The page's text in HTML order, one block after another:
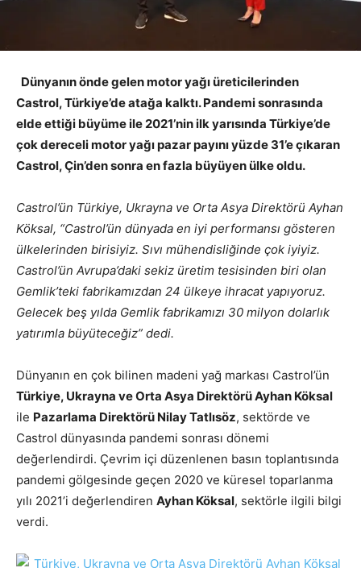
Dünyanın önde gelen motor yağı üreticilerinden
Castrol, Türkiye’de atağa kalktı. Pandemi sonrasında
elde ettiği büyüme ile 2021’nin ilk yarısında Türkiye’de
çok dereceli motor yağı pazar payını yüzde 31’e çıkaran
Castrol, Çin’den sonra en fazla büyüyen ülke oldu.
Castrol’ün Türkiye, Ukrayna ve Orta Asya Direktörü Ayhan
Köksal, “Castrol’ün dünyada en iyi performansı gösteren
ülkelerinden birisiyiz. Sıvı mühendisliğinde çok iyiyiz.
Castrol’ün Avrupa’daki sekiz üretim tesisinden biri olan
Gemlik’teki fabrikamızdan 24 ülkeye ihracat yapıyoruz.
Gelecek beş yılda Gemlik fabrikamızı 30 milyon dolarlık
yatırımla büyüteceğiz” dedi.
Dünyanın en çok bilinen madeni yağ markası Castrol’ün
Türkiye, Ukrayna ve Orta Asya Direktörü Ayhan Köksal
ile Pazarlama Direktörü Nilay Tatlısöz, sektörde ve
Castrol dünyasında pandemi sonrası dönemi
değerlendirdi. Çevrim içi düzenlenen basın toplantısında
pandemi gölgesinde geçen 2020 ve küresel toparlanma
yılı 2021’i değerlendiren Ayhan Köksal, sektörle ilgili bilgi
verdi.